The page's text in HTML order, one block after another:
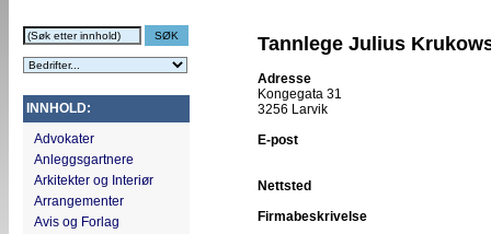
INNHOLD:
Advokater
Anleggsgartnere
Arkitekter og Interiør
Arrangementer
Avis og Forlag
Tannlege Julius
Adresse
Kongegata 31
3256 Larvik
E-post
Nettsted
Firmabeskrivelse